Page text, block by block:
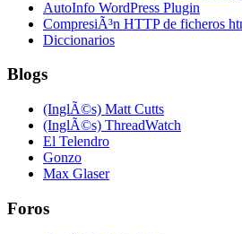
AutoInfo WordPress Plugin
CompresiÃ³n HTTP de ficheros
Diccionarios
Blogs
(InglÃ©s) Matt Cutts
(InglÃ©s) ThreadWatch
El Telendro
Gonzo
Max Glaser
Foros